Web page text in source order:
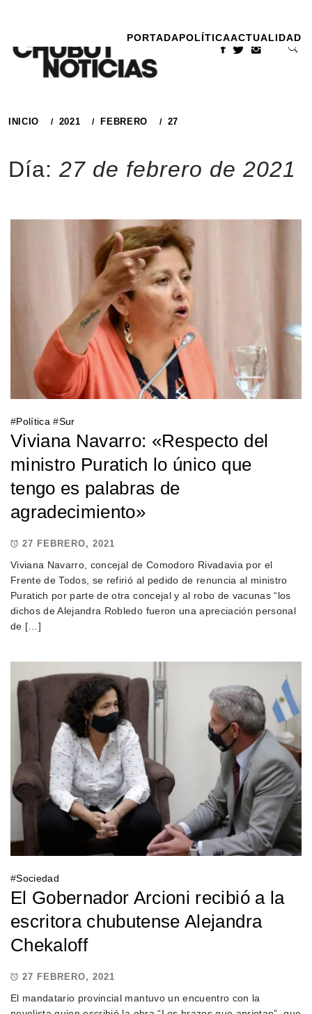
contenido
PORTADAPOLÍTICAACTUALIDAD
INICIO 2021 FEBRERO 27
Día: 27 de febrero de 2021
#Política #Sur
Viviana Navarro: «Respecto del
ministro Puratich lo único que
tengo es palabras de
agradecimiento»
27 FEBRERO, 2021
Viviana Navarro, concejal de Comodoro Rivadavia por el
Frente de Todos, se refirió al pedido de renuncia al ministro
Puratich por parte de otra concejal y al robo de vacunas “los
dichos de Alejandra Robledo fueron una apreciación personal
de […]
#Sociedad
El Gobernador Arcioni recibió a la
escritora chubutense Alejandra
Chekaloff
27 FEBRERO, 2021
El mandatario provincial mantuvo un encuentro con la